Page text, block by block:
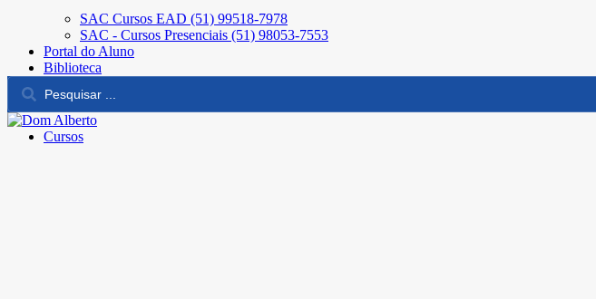
SAC Cursos EAD (51) 99518-7978
SAC - Cursos Presenciais (51) 98053-7553
Portal do Aluno
Biblioteca
Cursos